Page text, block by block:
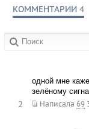
КОММЕНТАРИИ 4
одной мне
зелёному
Написала 69
2